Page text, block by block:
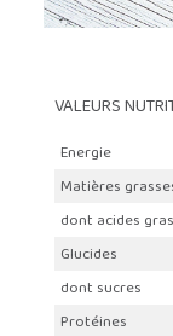
VALEURS
Energie
Matières
dont acides
Glucides
dont sucres
Protéines